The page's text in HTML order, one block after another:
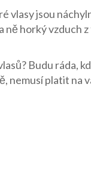
vlasy jsou
horký vzduch
Budu ráda,
nemusí platit na